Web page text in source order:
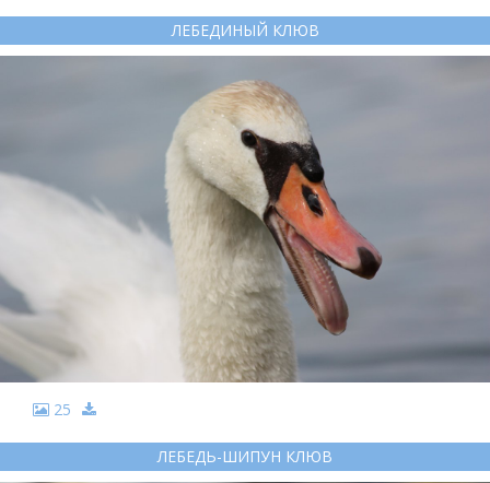
ЛЕБЕДИНЫЙ КЛЮВ
25
ЛЕБЕДЬ-ШИПУН КЛЮВ